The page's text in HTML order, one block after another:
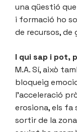
una qüestió
i formació ho
de recursos,
I qui sap i pot,
M.A. Sí, això
bloqueig
l’acceleració
erosiona, els fa
sortir de la